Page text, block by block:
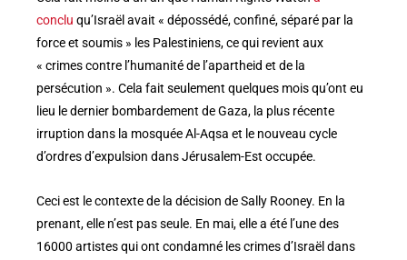
conclu qu’Israël avait « dépossédé, confiné, séparé par la
force et soumis » les Palestiniens, ce qui revient aux
« crimes contre l’humanité de l’apartheid et de la
persécution ». Cela fait seulement quelques mois qu’ont eu
lieu le dernier bombardement de Gaza, la plus récente
irruption dans la mosquée Al-Aqsa et le nouveau cycle
d’ordres d’expulsion dans Jérusalem-Est occupée.
Ceci est le contexte de la décision de Sally Rooney. En la
prenant, elle n’est pas seule. En mai, elle a été l’une des
16000 artistes qui ont condamné les crimes d’Israël dans